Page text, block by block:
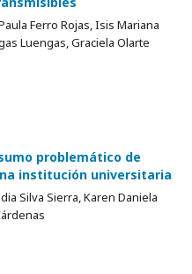
Ferro Rojas, Isis Mariana
Luengas, Graciela Olarte
problemático de
institución universitaria
Silva Sierra, Karen Daniela